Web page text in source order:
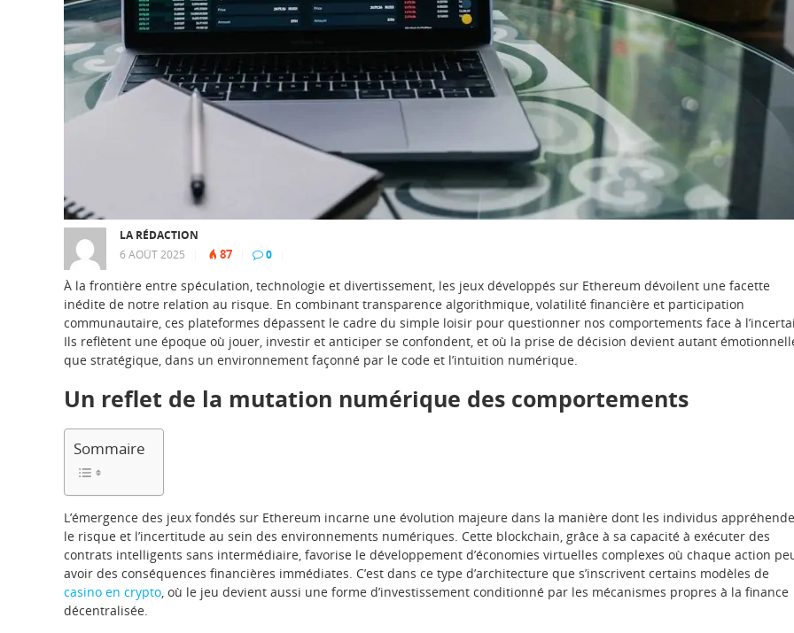
LA RÉDACTION
6 AOÛT 2025
87 0
À la frontière entre spéculation, technologie et divertissement, les jeux développés sur Ethereum dévoilent une facette
inédite de notre relation au risque. En combinant transparence algorithmique, volatilité financière et participation
communautaire, ces plateformes dépassent le cadre du simple loisir pour questionner nos comportements face à
Ils reflètent une époque où jouer, investir et anticiper se confondent, et où la prise de décision devient autant
que stratégique, dans un environnement façonné par le code et l’intuition numérique.
Un reflet de la mutation numérique des comportements
Sommaire
L’émergence des jeux fondés sur Ethereum incarne une évolution majeure dans la manière dont les individus
le risque et l’incertitude au sein des environnements numériques. Cette blockchain, grâce à sa capacité à exécuter des
contrats intelligents sans intermédiaire, favorise le développement d’économies virtuelles complexes où chaque action
avoir des conséquences financières immédiates. C’est dans ce type d’architecture que s’inscrivent certains modèles de
casino en crypto, où le jeu devient aussi une forme d’investissement conditionné par les mécanismes propres à la finance
décentralisée.